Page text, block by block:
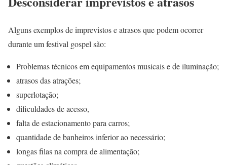
Alguns exemplos de imprevistos e atrasos que podem ocorrer
durante um festival gospel são:
Problemas técnicos em equipamentos musicais e de iluminação;
atrasos das atrações;
superlotação;
dificuldades de acesso,
falta de estacionamento para carros;
quantidade de banheiros inferior ao necessário;
longas filas na compra de alimentação;